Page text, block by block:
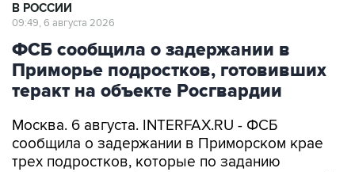
В РОССИИ
09:49, 6 августа 2026
ФСБ сообщила о задержании в
Приморье подростков, готовивших
теракт на объекте Росгвардии
Москва. 6 августа. INTERFAX.RU - ФСБ
сообщила о задержании в Приморском крае
трех подростков, которые по заданию